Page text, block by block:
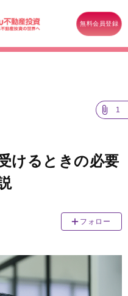
無料会員登録
書類と入手方法を解説
1
けるときの必要
フォロー